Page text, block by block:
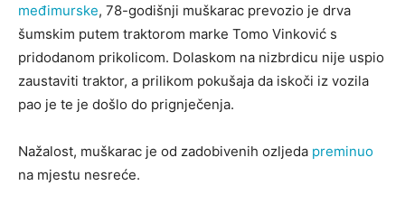
međimurske, 78-godišnji muškarac prevozio je drva
šumskim putem traktorom marke Tomo Vinković s
pridodanom prikolicom. Dolaskom na nizbrdicu nije uspio
zaustaviti traktor, a prilikom pokušaja da iskoči iz vozila
pao je te je došlo do prignječenja.
Nažalost, muškarac je od zadobivenih ozljeda preminuo
na mjestu nesreće.